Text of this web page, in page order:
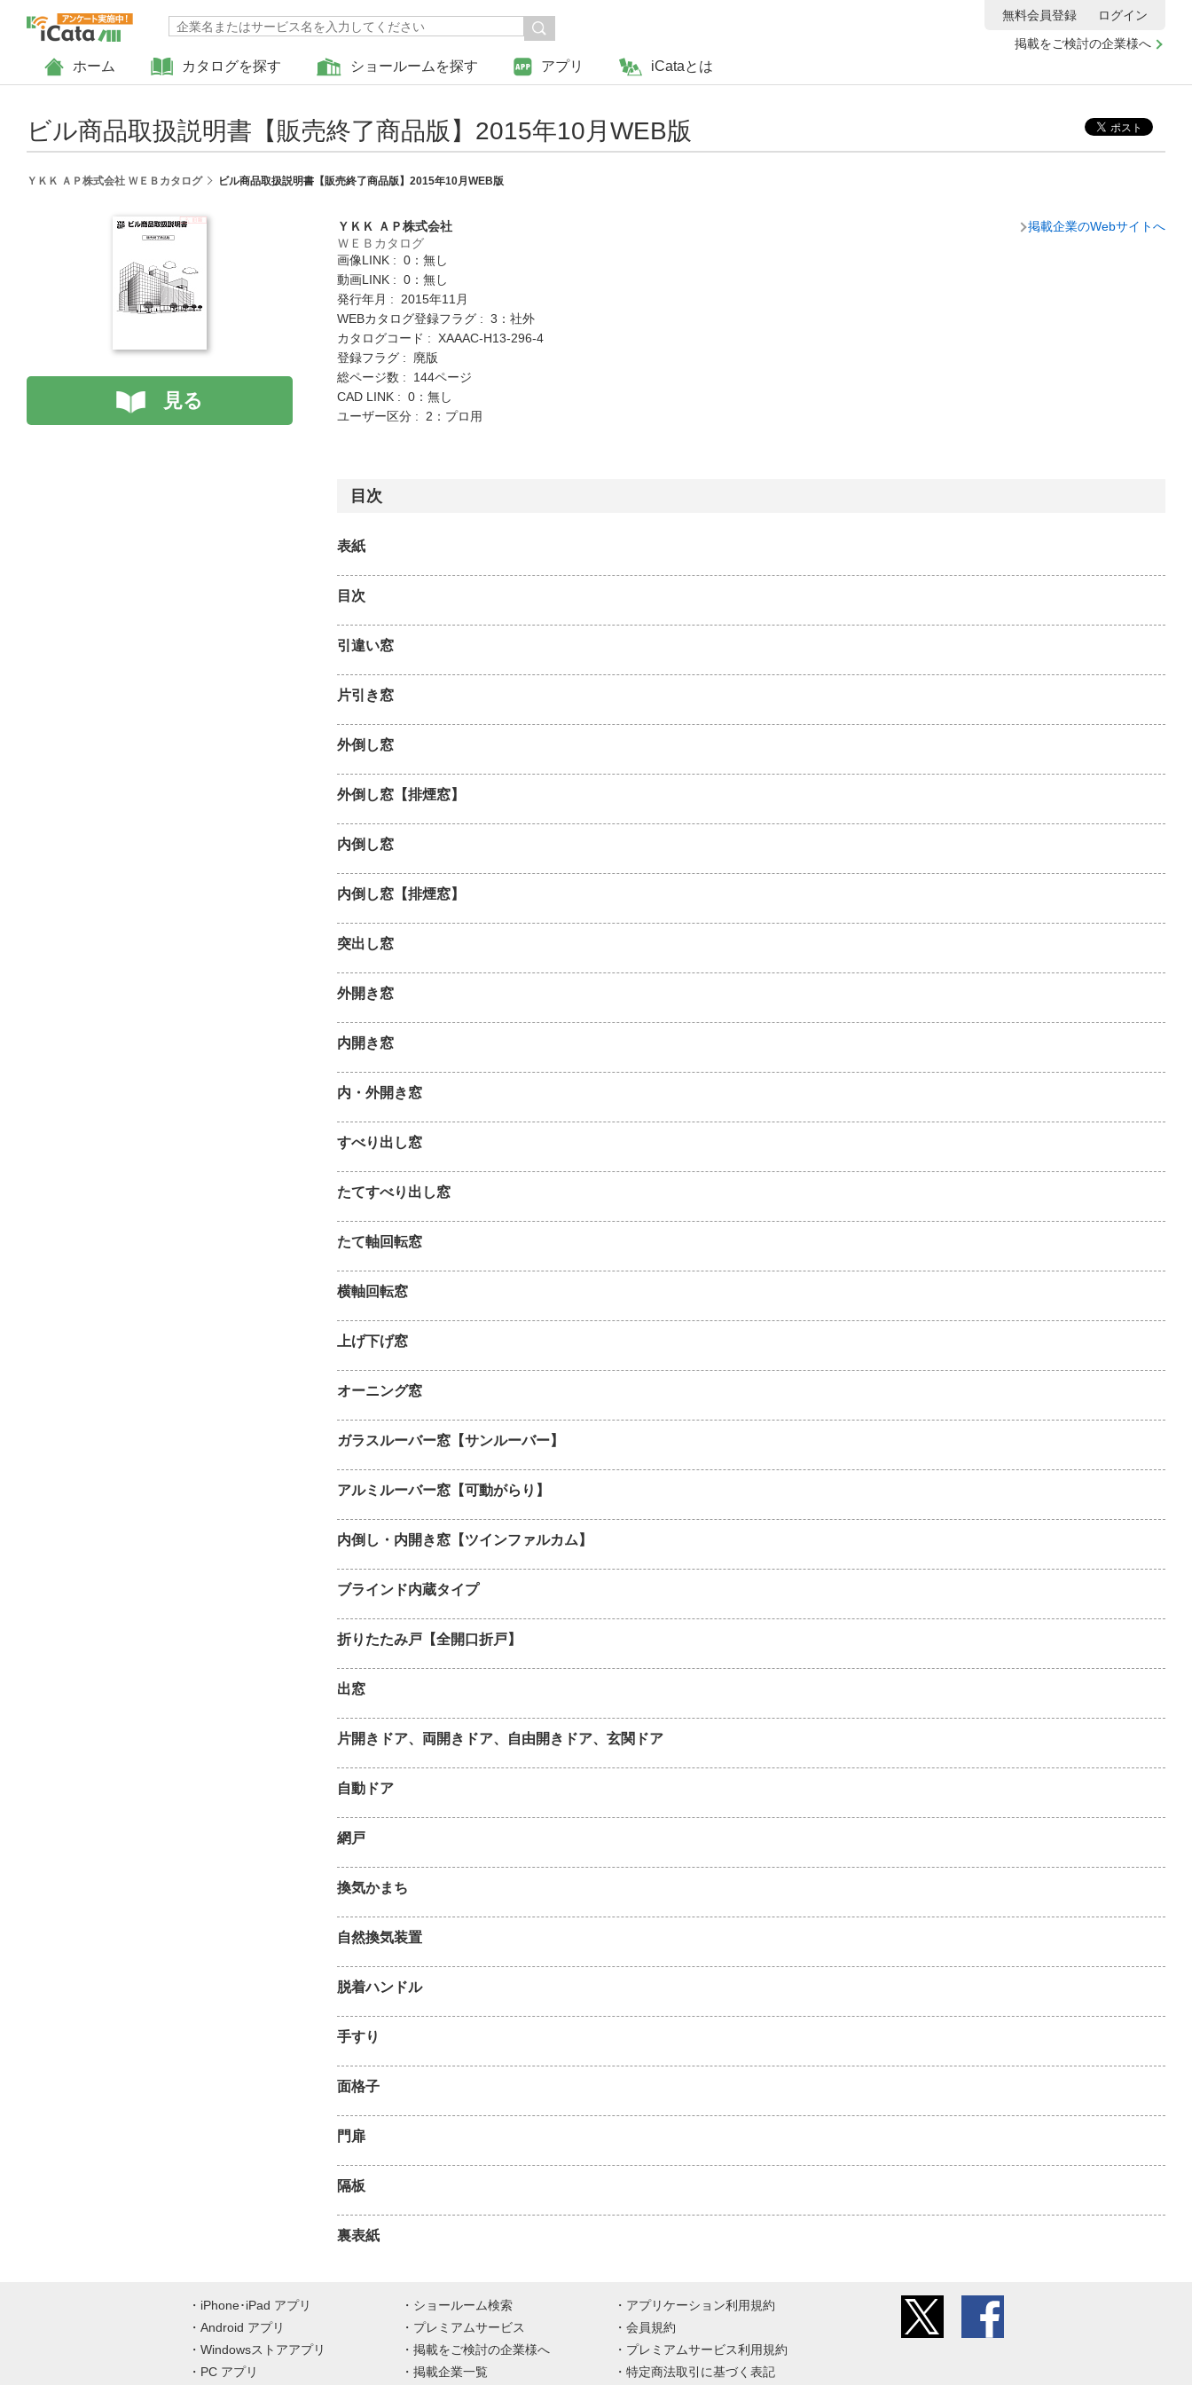
ホーム カタログを探す ショールームを探す アプリ iCataとは
掲載をご検討の企業様へ
無料会員登録 ログイン
ビル商品取扱説明書【販売終了商品版】2015年10月WEB版
ＹＫＫ ＡＰ株式会社 ＷＥＢカタログ ビル商品取扱説明書【販売終了商品版】2015年10月WEB版
見る
ＹＫＫ ＡＰ株式会社
ＷＥＢカタログ
画像LINK : 0：無し
動画LINK : 0：無し
発行年月 : 2015年11月
WEBカタログ登録フラグ : 3：社外
カタログコード : XAAAC-H13-296-4
登録フラグ : 廃版
総ページ数 : 144ページ
CAD LINK : 0：無し
ユーザー区分 : 2：プロ用
掲載企業のWebサイトへ
目次
表紙
目次
引違い窓
片引き窓
外倒し窓
外倒し窓【排煙窓】
内倒し窓
内倒し窓【排煙窓】
突出し窓
外開き窓
内開き窓
内・外開き窓
すべり出し窓
たてすべり出し窓
たて軸回転窓
横軸回転窓
上げ下げ窓
オーニング窓
ガラスルーバー窓【サンルーバー】
アルミルーバー窓【可動がらり】
内倒し・内開き窓【ツインファルカム】
ブラインド内蔵タイプ
折りたたみ戸【全開口折戸】
出窓
片開きドア、両開きドア、自由開きドア、玄関ドア
自動ドア
網戸
換気かまち
自然換気装置
脱着ハンドル
手すり
面格子
門扉
隔板
裏表紙
iPhone･iPad アプリ
Android アプリ
Windowsストアアプリ
PC アプリ
ショールーム検索
プレミアムサービス
掲載をご検討の企業様へ
掲載企業一覧
アプリケーション利用規約
会員規約
プレミアムサービス利用規約
特定商法取引に基づく表記